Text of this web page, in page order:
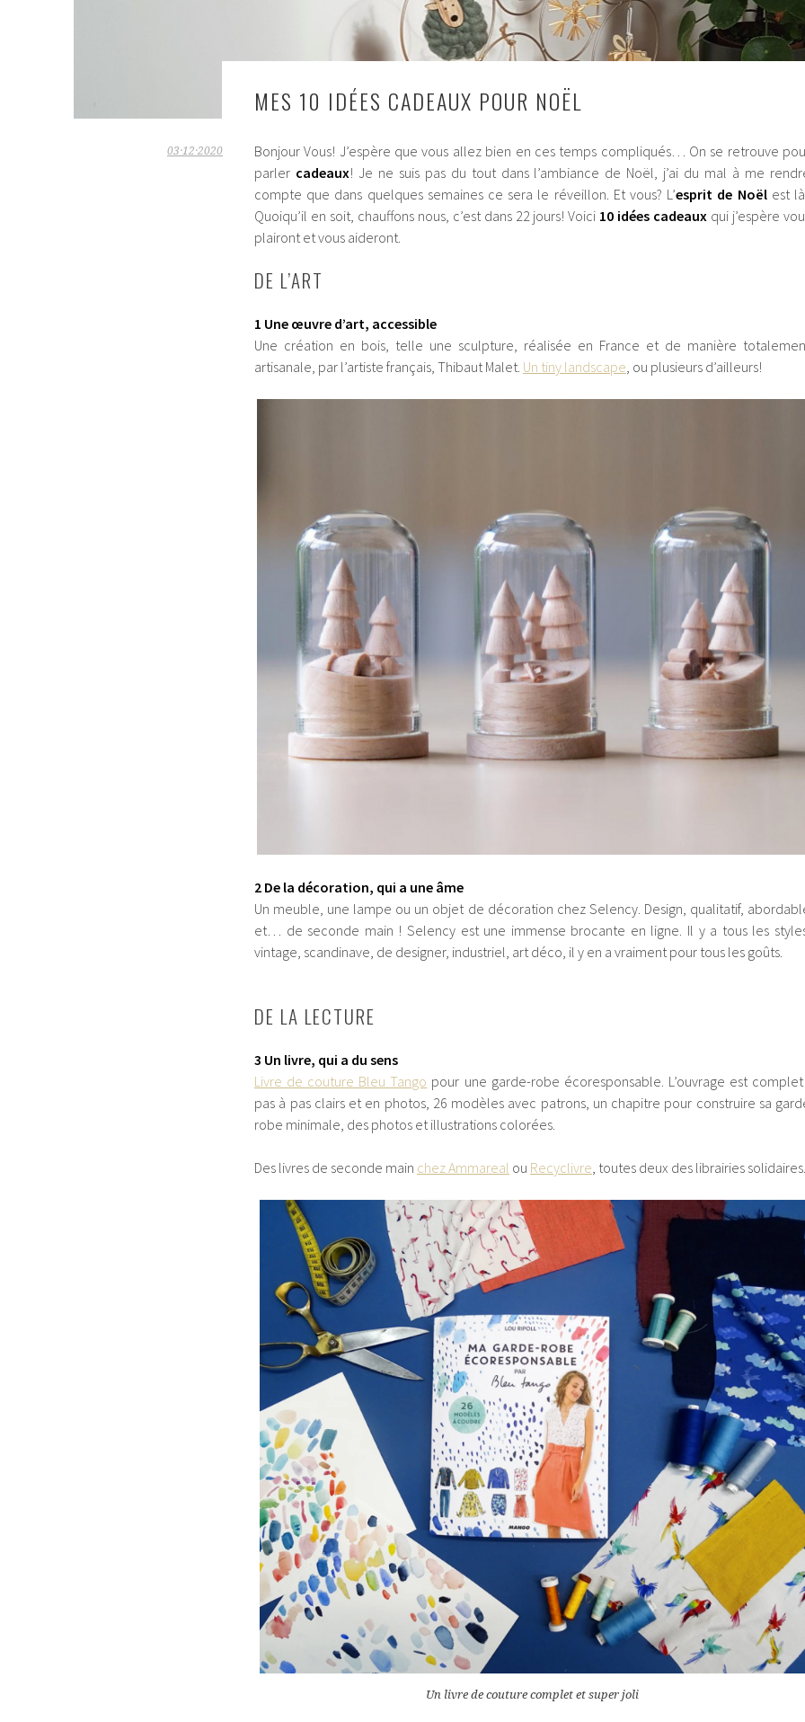
MES 10 IDÉES CADEAUX POUR NOËL
03·12·2020
Bonjour Vous! J’espère que vous allez bien en ces temps compliqués… On se retrouve
parler cadeaux! Je ne suis pas du tout dans l’ambiance de Noël, j’ai du mal à me
compte que dans quelques semaines ce sera le réveillon. Et vous? L’esprit de Noëlest
Quoiqu’il en soit, chauffons nous, c’est dans 22 jours! Voici 10 idées cadeaux qui j’espère
plairont et vous aideront.
DE L’ART
1 Une œuvre d’art, accessible
Une création en bois, telle une sculpture, réalisée en France et de manière
artisanale, par l’artiste français, Thibaut Malet. Un tiny landscape , ou plusieurs d’ailleurs!
2 De la décoration, qui a une âme
Un meuble, une lampe ou un objet de décoration chez Selency. Design, qualitatif,
et… de seconde main ! Selency est une immense brocante en ligne. Il y a tous les
vintage, scandinave, de designer, industriel, art déco, il y en a vraiment pour tous les goûts.
DE LA LECTURE
3 Un livre, qui a du sens
Livre de couture Bleu Tango pour une garde-robe écoresponsable. L’ouvrage est complet
pas à pas clairs et en photos, 26 modèles avec patrons, un chapitre pour construire sa
robe minimale, des photos et illustrations colorées.
Des livres de seconde main chez Ammareal ou Recyclivre , toutes deux des librairies solidaires.
Un livre de couture complet et super joli